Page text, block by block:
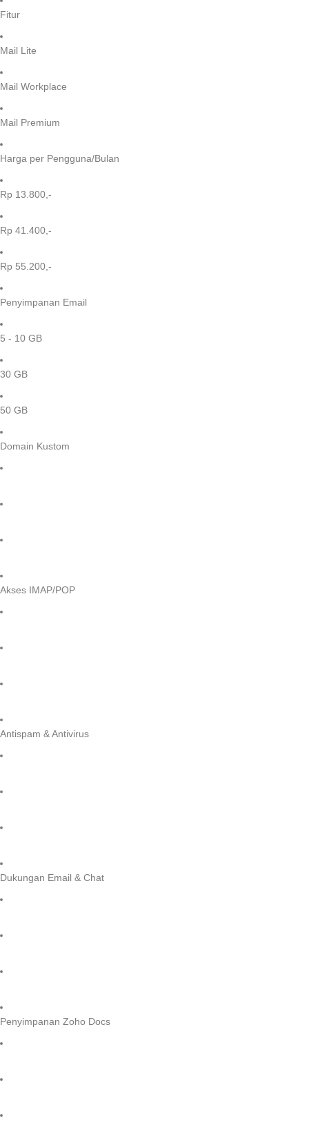
Fitur
Mail Lite
Mail Workplace
Mail Premium
Harga per Pengguna/Bulan
Rp 13.800,-
Rp 41.400,-
Rp 55.200,-
Penyimpanan Email
5 - 10 GB
30 GB
50 GB
Domain Kustom
Akses IMAP/POP
Antispam & Antivirus
Dukungan Email & Chat
Penyimpanan Zoho Docs